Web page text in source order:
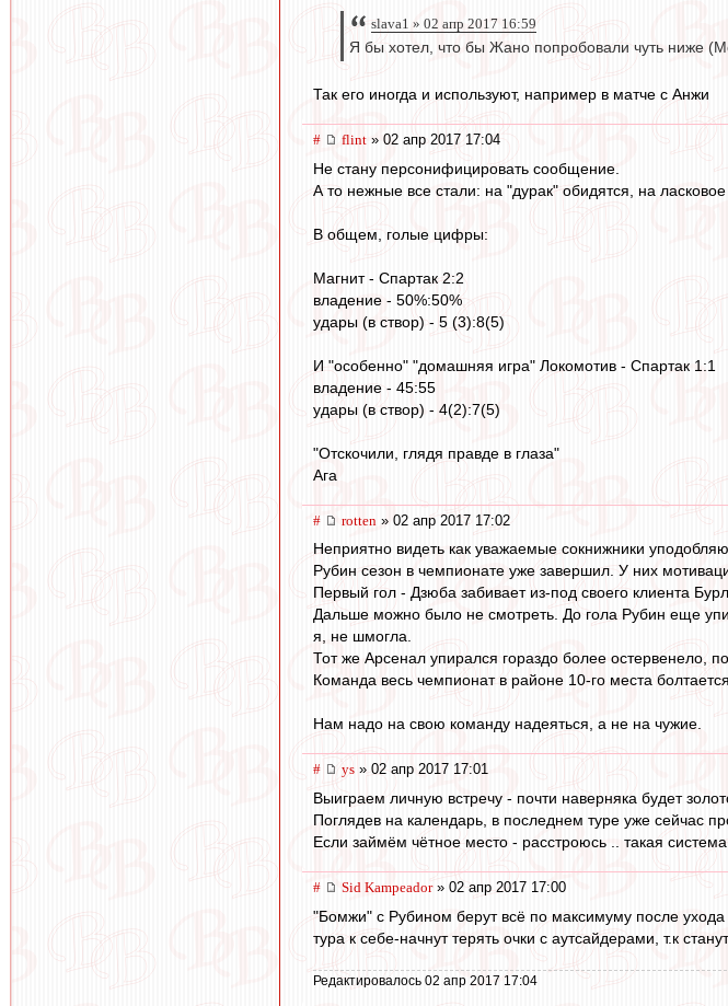
slava1 » 02 апр 2017 16:59
Я бы хотел, что бы Жано попробовали чуть ниже
Так его иногда и используют, например в матче c Анжи
# flint » 02 апр 2017 17:04
Не стану персонифицировать сообщение.
А то нежные все стали: на "дурак" обидятся, на ласковое
В общем, голые цифры:
Магнит - Спартак 2:2
владение - 50%:50%
удары (в створ) - 5 (3):8(5)
И "особенно" "домашняя игра" Локомотив - Спартак 1:1
владение - 45:55
удары (в створ) - 4(2):7(5)
"Отскочили, глядя правде в глаза"
Ага
# rotten » 02 апр 2017 17:02
Неприятно видеть как уважаемые сокнижники
Рубин сезон в чемпионате уже завершил. У них
Первый гол - Дзюба забивает из-под своего клиента
Дальше можно было не смотреть. До гола Рубин еще
я, не шмогла.
Тот же Арсенал упирался гораздо более остервенело,
Команда весь чемпионат в районе 10-го места
Нам надо на свою команду надеяться, а не на чужие.
# ys » 02 апр 2017 17:01
Выиграем личную встречу - почти наверняка будет
Поглядев на календарь, в последнем туре уже сейчас
Если займём чётное место - расстроюсь .. такая система
# Sid Kampeador» 02 апр 2017 17:00
"Бомжи" с Рубином берут всё по максимуму после
тура к себе-начнут терять очки с аутсайдерами, т.к
Редактировалось 02 апр 2017 17:04